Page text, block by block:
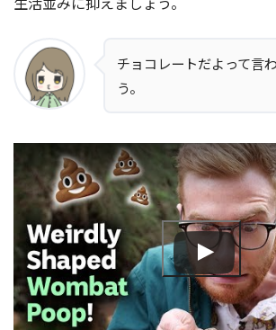
チョコレートだよって言
う。